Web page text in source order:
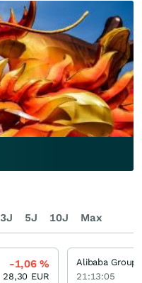
3J 5J 10J Max
-1,06%
28,30 EUR
Alibaba Group
21:13:05